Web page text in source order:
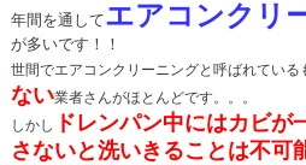
年間を通してエアコンクリ
が多いです！！
世間でエアコンクリーニングと呼ばれている
ない業者さんがほとんどです。。。
しかし
ドレンパン中にはカビ
さないと洗いきることは不可